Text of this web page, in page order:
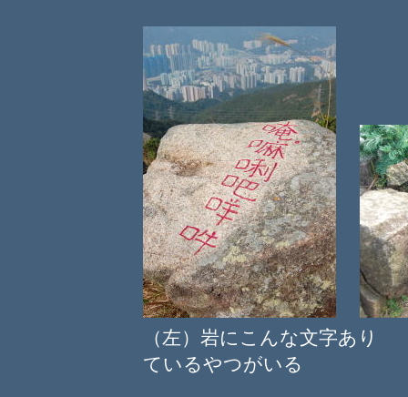
（左）岩にこんな文字あ
ているやつがいる